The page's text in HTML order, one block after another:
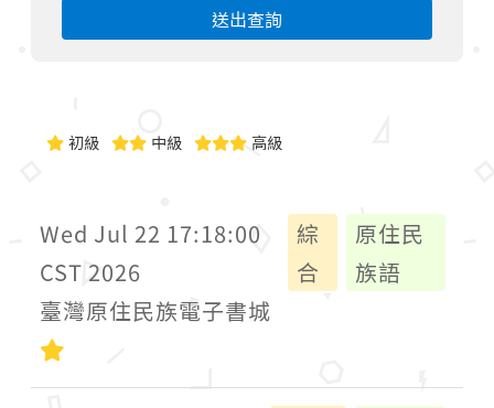
送出查詢
初級 中級 高級
Wed Jul 22 17:18:00
CST 2026
綜
合
原住民
族語
臺灣原住民族電子書城